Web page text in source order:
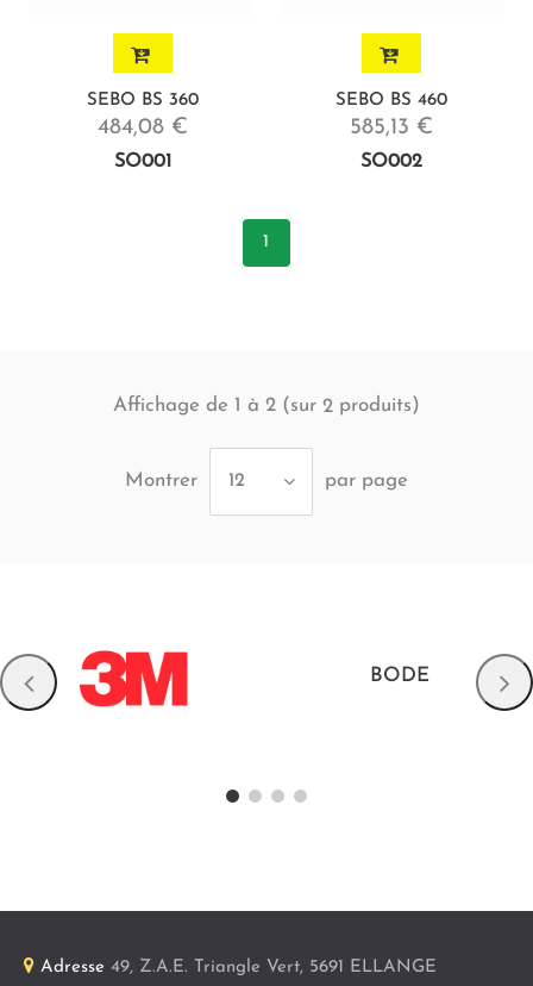
SEBO BS 360
484,08 €
SO001
SEBO BS 460
585,13 €
SO002
1
Affichage de 1 à 2 (sur 2 produits)
Montrer 12 par page
BODE
Adresse 49, Z.A.E. Triangle Vert, 5691 ELLANGE